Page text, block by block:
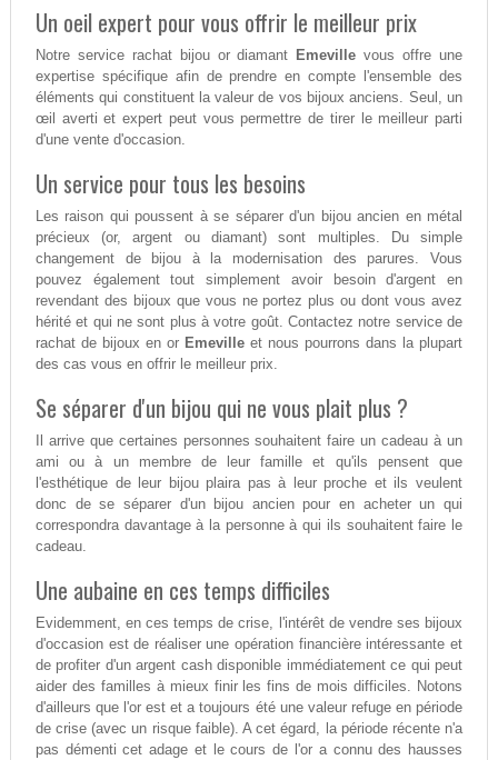
Un oeil expert pour vous offrir le meilleur prix
Notre service rachat bijou or diamant Emeville vous offre une
expertise spécifique afin de prendre en compte l'ensemble des
éléments qui constituent la valeur de vos bijoux anciens. Seul, un
œil averti et expert peut vous permettre de tirer le meilleur parti
d'une vente d'occasion.
Un service pour tous les besoins
Les raison qui poussent à se séparer d'un bijou ancien en métal
précieux (or, argent ou diamant) sont multiples. Du simple
changement de bijou à la modernisation des parures. Vous
pouvez également tout simplement avoir besoin d'argent en
revendant des bijoux que vous ne portez plus ou dont vous avez
hérité et qui ne sont plus à votre goût. Contactez notre service de
rachat de bijoux en or Emeville et nous pourrons dans la plupart
des cas vous en offrir le meilleur prix.
Se séparer d'un bijou qui ne vous plait plus ?
Il arrive que certaines personnes souhaitent faire un cadeau à un
ami ou à un membre de leur famille et qu'ils pensent que
l'esthétique de leur bijou plaira pas à leur proche et ils veulent
donc de se séparer d'un bijou ancien pour en acheter un qui
correspondra davantage à la personne à qui ils souhaitent faire le
cadeau.
Une aubaine en ces temps difficiles
Evidemment, en ces temps de crise, l'intérêt de vendre ses bijoux
d'occasion est de réaliser une opération financière intéressante et
de profiter d'un argent cash disponible immédiatement ce qui peut
aider des familles à mieux finir les fins de mois difficiles. Notons
d'ailleurs que l'or est et a toujours été une valeur refuge en période
de crise (avec un risque faible). A cet égard, la période récente n'a
pas démenti cet adage et le cours de l'or a connu des hausses